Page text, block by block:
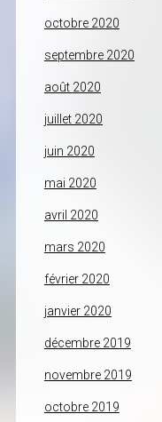
octobre 2020
septembre 2020
août 2020
juillet 2020
juin 2020
mai 2020
avril 2020
mars 2020
février 2020
janvier 2020
décembre 2019
novembre 2019
octobre 2019